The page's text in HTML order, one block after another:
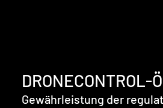
DRONECONTROL-
Gewährleistung der